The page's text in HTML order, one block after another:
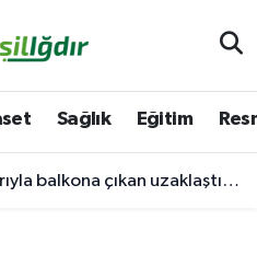
Sağlık Eğitim
uzaklaştırma kararlı koca ikna edildi